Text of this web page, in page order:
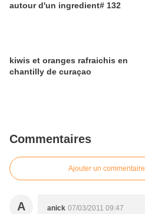
autour d'un ingredient# 132
kiwis et oranges rafraichis en
chantilly de curaçao
Commentaires
Ajouter un commentaire
A anick 07/03/2011 09:47